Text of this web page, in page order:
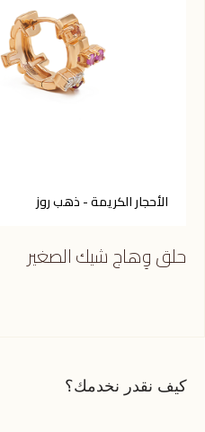
الأحجار الكريمة - ذهب روز
حلق وِهاج شيك الصغير
كيف نقدر نخدمك؟